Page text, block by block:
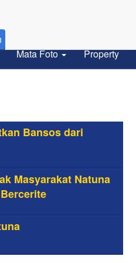
Mata Foto Property
Bansos dari
Masyarakat Natuna